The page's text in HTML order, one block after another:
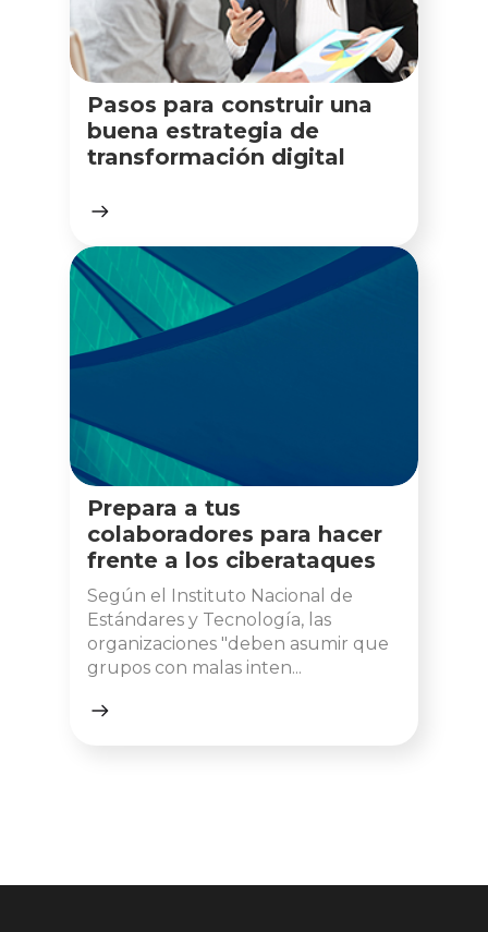
Pasos para construir una
buena estrategia de
transformación digital
Prepara a tus
colaboradores para hacer
frente a los ciberataques
Según el Instituto Nacional de
Estándares y Tecnología, las
organizaciones "deben asumir que
grupos con malas inten...